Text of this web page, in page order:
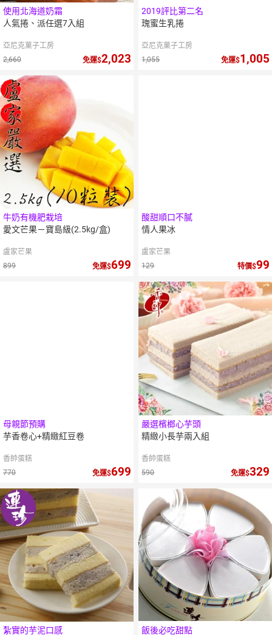
使用北海道奶霜
人氣捲、派任選7入組
亞尼克菓子工房
2,660
免運 2,023
2019評比第二名
瑰蜜生乳捲
亞尼克菓子工房
1,055
免運 1,005
牛奶有機肥栽培
愛文芒果－寶島級(2.5kg/盒)
盧家芒果
899
免運 699
酸甜順口不膩
情人果冰
盧家芒果
129
特價 99
母親節預購
芋香卷心+精緻紅豆卷
香帥蛋糕
770
免運 699
嚴選檳榔心芋頭
精緻小長芋兩入組
香帥蛋糕
590
免運 329
紮實的芋泥口感 飯後必吃甜點